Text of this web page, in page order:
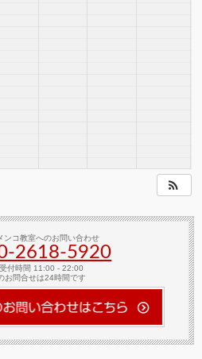
ンコ教室へのお問い合わせ
2618‐5920
付時間 11:00 - 22:00
お問合せは24時間です